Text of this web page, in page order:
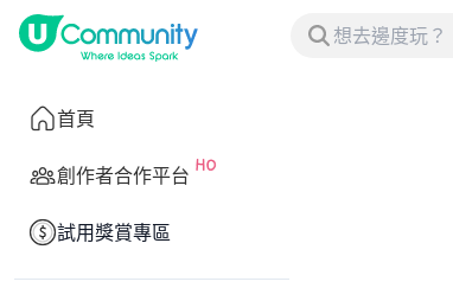
首頁
創作者合作平台
試用獎賞專區